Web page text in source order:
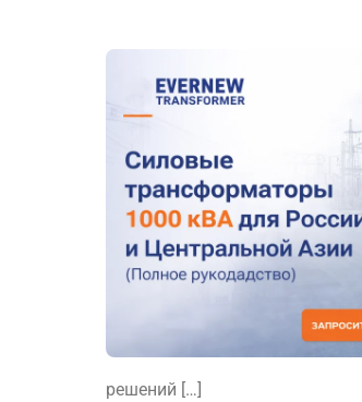
решений […]